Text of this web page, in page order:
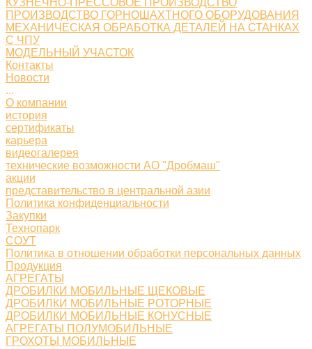
КУЗНЕЧНО-ПРЕССОВОЕ ПРОИЗВОДСТВО
ПРОИЗВОДСТВО ГОРНОШАХТНОГО ОБОРУДОВАНИЯ
МЕХАНИЧЕСКАЯ ОБРАБОТКА ДЕТАЛЕЙ НА СТАНКАХ
С ЧПУ
МОДЕЛЬНЫЙ УЧАСТОК
Контакты
Новости
...
О компании
история
сертификаты
карьера
видеогалерея
технические возможности АО "Дробмаш"
акции
представительство в центральной азии
Политика конфиденциальности
Закупки
Технопарк
СОУТ
Политика в отношении обработки персональных данных
Продукция
АГРЕГАТЫ
ДРОБИЛКИ МОБИЛЬНЫЕ ЩЕКОВЫЕ
ДРОБИЛКИ МОБИЛЬНЫЕ РОТОРНЫЕ
ДРОБИЛКИ МОБИЛЬНЫЕ КОНУСНЫЕ
АГРЕГАТЫ ПОЛУМОБИЛЬНЫЕ
ГРОХОТЫ МОБИЛЬНЫЕ